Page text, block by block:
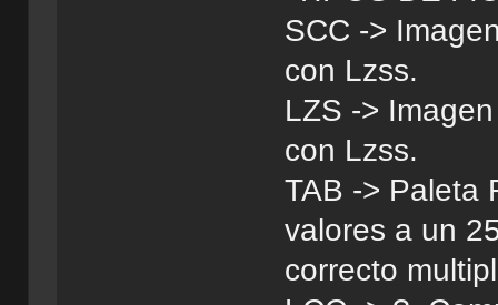
SCC ->
con Lzss.
LZS ->
con Lzss.
TAB -> Paleta
valores a un
correcto